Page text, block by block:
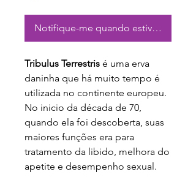
Notifique-me quando estiver
Tribulus Terrestris é uma erva
daninha que há muito tempo é
utilizada no continente europeu.
No inicio da década de 70,
quando ela foi descoberta, suas
maiores funções era para
tratamento da libido, melhora do
apetite e desempenho sexual.